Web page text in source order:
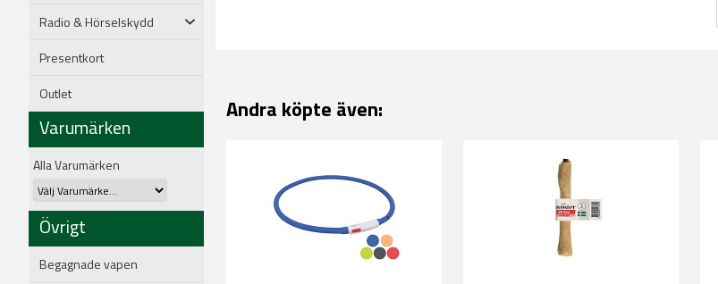
Radio & Hörselskydd
Presentkort
Outlet
Varumärken
Alla Varumärken
Övrigt
Begagnade vapen
Andra köpte även: